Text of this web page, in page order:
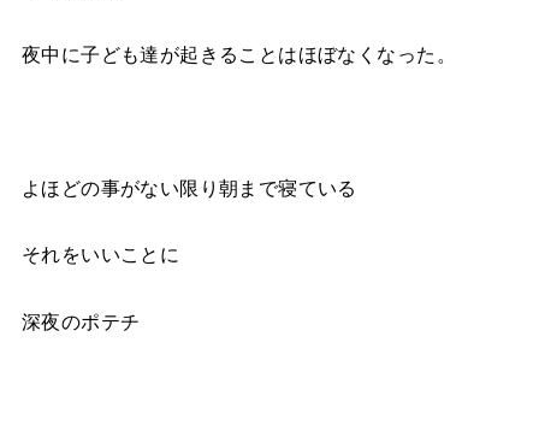
夜中に子ども達が起きることはほぼなくなった。
よほどの事がない限り朝まで寝ている
それをいいことに
深夜のポテチ